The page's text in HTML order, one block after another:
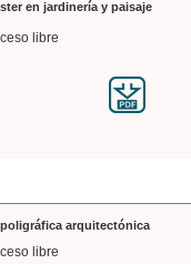
en jardinería y paisaje
libre
arquitectónica
libre